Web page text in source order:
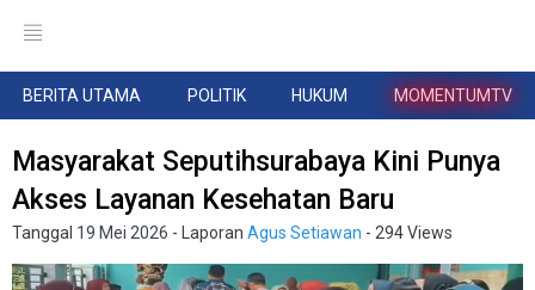
BERITA UTAMA POLITIK HUKUM MOMENTUMTV
Masyarakat Seputihsurabaya Kini Punya
Akses Layanan Kesehatan Baru
Tanggal 19 Mei 2026 - Laporan Agus Setiawan - 294 Views